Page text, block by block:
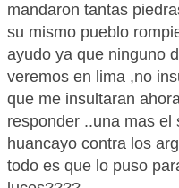
mandaron tantas
su mismo pueblo
ayudo ya que ninguno
veremos en lima ,no
que me insultaran
responder ..una mas
huancayo contra los
todo es que lo puso